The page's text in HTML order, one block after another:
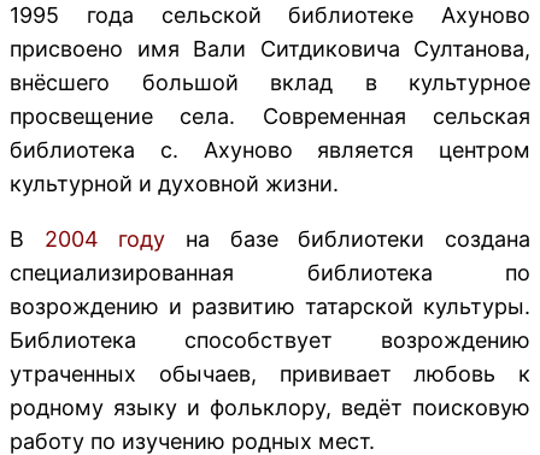
1995 года сельской библиотеке Ахуново
присвоено имя Вали Ситдиковича Султанова,
внёсшего большой вклад в культурное
просвещение села. Современная сельская
библиотека с. Ахуново является центром
культурной и духовной жизни.
В 2004 году на базе библиотеки создана
специализированная библиотека по
возрождению и развитию татарской культуры.
Библиотека способствует возрождению
утраченных обычаев, прививает любовь к
родному языку и фольклору, ведёт поисковую
работу по изучению родных мест.